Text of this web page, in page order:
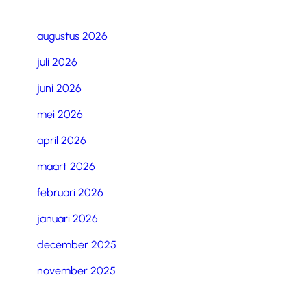
augustus 2026
juli 2026
juni 2026
mei 2026
april 2026
maart 2026
februari 2026
januari 2026
december 2025
november 2025